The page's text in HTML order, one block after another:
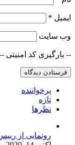
ایمیل *
وب‌ سایت
-- بارگیری کد امنیتی
پرخواننده
تازه
نظرها
رونمایی از